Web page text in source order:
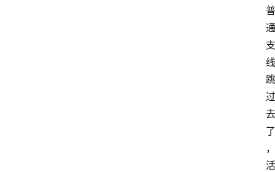
普
通
支
线
跳
过
去
了
，
活